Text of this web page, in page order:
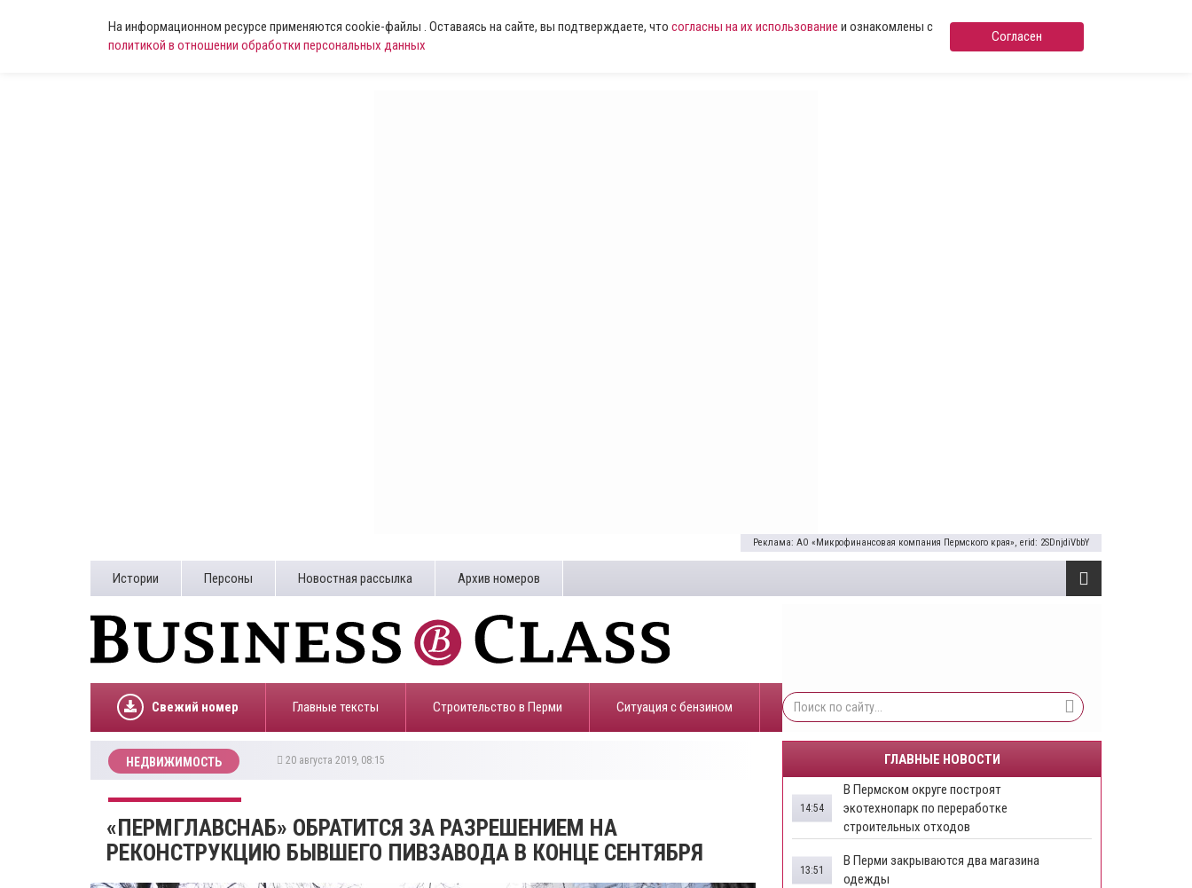
На информационном ресурсе применяются cookie-файлы . Оставаясь на сайте, вы подтверждаете, что согласны на их использование и ознакомлены с
политикой в отношении обработки персональных данных
Согласен
Реклама: АО «Микрофинансовая компания Пермского края», erid: 2SDnjdiVbbY
Истории Персоны Новостная рассылка Архив номеров
Свежий номер Главные тексты Строительство в Перми ​Ситуация с бензином
НЕДВИЖИМОСТЬ 20 августа 2019, 08:15
«ПЕРМГЛАВСНАБ» ОБРАТИТСЯ ЗА РАЗРЕШЕНИЕМ НА
РЕКОНСТРУКЦИЮ БЫВШЕГО ПИВЗАВОДА В КОНЦЕ СЕНТЯБРЯ
ГЛАВНЫЕ НОВОСТИ
В Пермском округе построят
экотехнопарк по переработке
строительных отходов
14:54
В Перми закрываются два магазина
одежды
13:51